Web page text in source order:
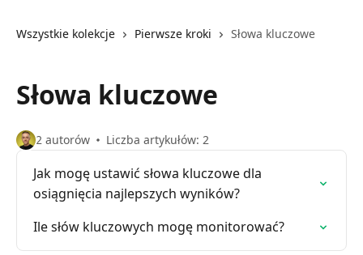
Wszystkie kolekcje Pierwsze kroki Słowa kluczowe
Słowa kluczowe
2 autorów Liczba artykułów: 2
Jak mogę ustawić słowa kluczowe dla
osiągnięcia najlepszych wyników?
Ile słów kluczowych mogę monitorować?